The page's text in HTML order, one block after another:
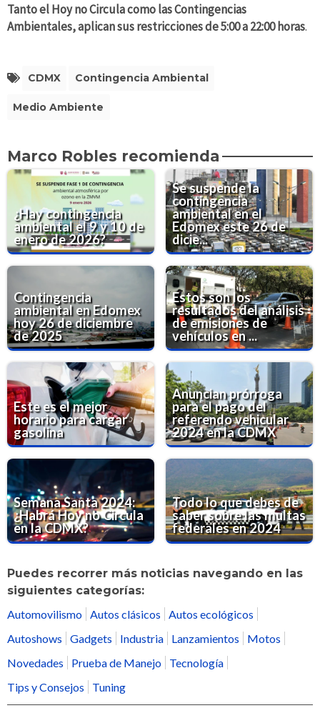
Tanto el Hoy no Circula como las Contingencias
Ambientales, aplican sus restricciones de 5:00 a 22:00 horas.
CDMX Contingencia Ambiental
Medio Ambiente
Marco Robles recomienda
¿Hay contingencia
ambiental el 9 y 10 de
enero de 2026?
Se suspende la
contingencia
ambiental en el
Edomex este 26 de
dicie...
Contingencia
ambiental en Edomex
hoy 26 de diciembre
de 2025
Estos son los
resultados del análisis
de emisiones de
vehículos en ...
Este es el mejor
horario para cargar
gasolina
Anuncian prórroga
para el pago del
referendo vehicular
2024 en la CDMX
Semana Santa 2024:
¿Habrá Hoy no Circula
en la CDMX?
Todo lo que debes de
saber sobre las multas
federales en 2024
Puedes recorrer más noticias navegando en las
siguientes categorías:
Automovilismo
Autos clásicos
Autos ecológicos
Autoshows
Gadgets Industria Lanzamientos
Motos
Novedades
Prueba de Manejo
Tecnología
Tips y Consejos
Tuning